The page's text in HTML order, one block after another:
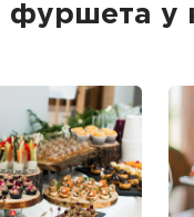
фуршета у